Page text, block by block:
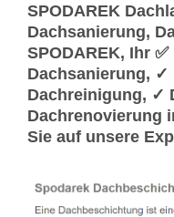
SPODAREK
Dachsanierung,
SPODAREK, Ihr
Dachsanierung,
Dachreinigung, ✓
Dachrenovierung
Sie auf unsere